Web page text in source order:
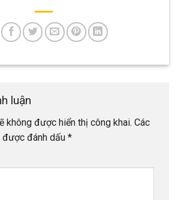
luận
không được hiển thị công khai. Các
đánh dấu *